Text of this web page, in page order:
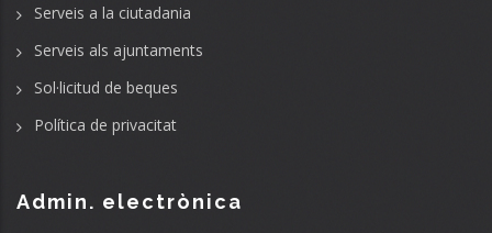
Serveis a la ciutadania
Serveis als ajuntaments
Sol·licitud de beques
Política de privacitat
Admin. electrònica